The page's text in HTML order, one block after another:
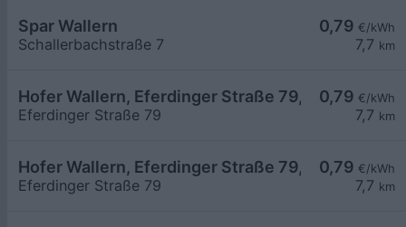
0,79 €/kWh
7,7 km
Spar Wallern
Schallerbachstraße 7
0,79 €/kWh
7,7 km
Hofer Wallern, Eferdinger Straße 79, 02
Eferdinger Straße 79
0,79 €/kWh
7,7 km
Hofer Wallern, Eferdinger Straße 79, 01
Eferdinger Straße 79